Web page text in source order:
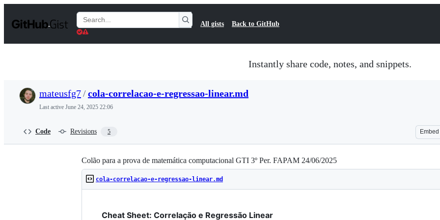
t
Search
Gists
All gists Back to GitHub
Instantly share code, notes, and snippets.
mateusfg7/cola-correlacao-e-regressao-linear.md
Last active June 24, 2025 22:06
Code Revisions 5 Embed
Colão para a prova de matemática computacional GTI 3º Per. FAPAM 24/06/2025
cola-correlacao-e-regressao-linear.md
Cheat Sheet: Correlação e Regressão Linear